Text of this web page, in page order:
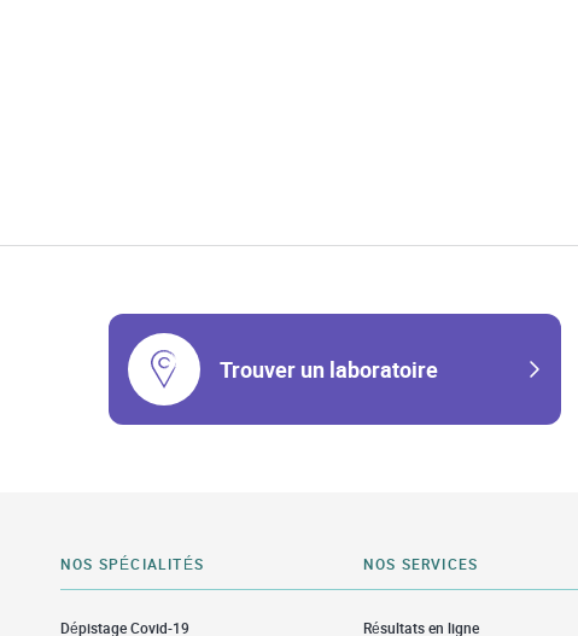
Trouver un laboratoire
NOS SPÉCIALITÉS
Dépistage Covid-19
NOS SERVICES
Résultats en ligne